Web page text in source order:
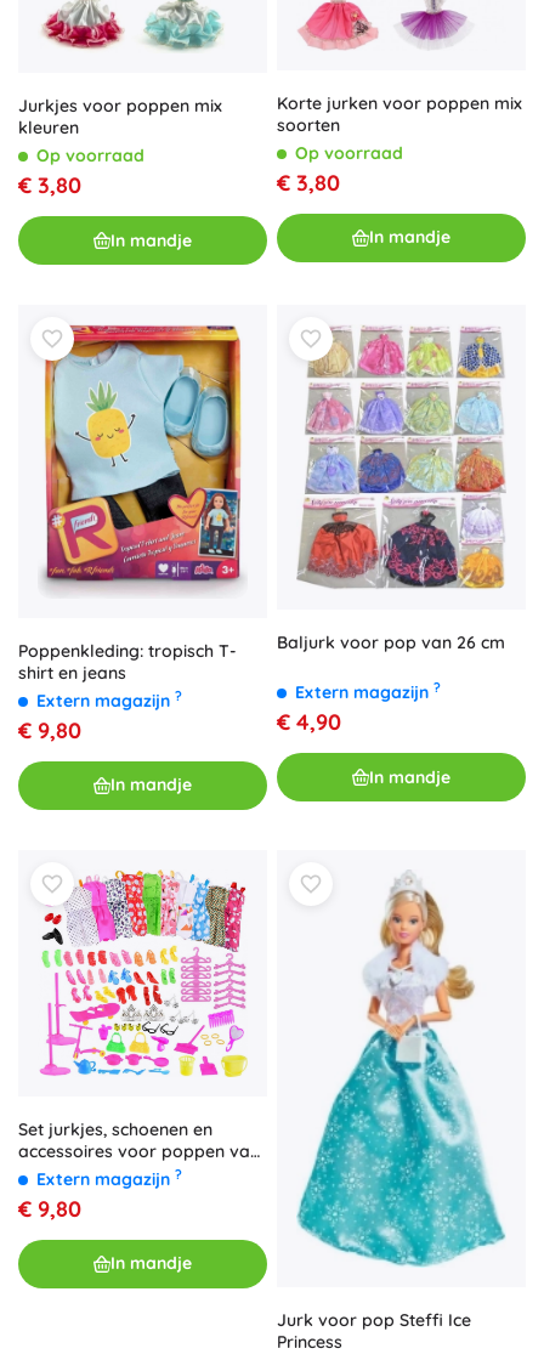
Jurkjes voor poppen mix
kleuren
Op voorraad
€ 3,80
In mandje
Korte jurken voor poppen mix
soorten
Op voorraad
€ 3,80
In mandje
Poppenkleding: tropisch T-
shirt en jeans
Extern magazijn ?
€ 9,80
In mandje
Baljurk voor pop van 26 cm
Extern magazijn ?
€ 4,90
In mandje
Set jurkjes, schoenen en
accessoires voor poppen van
30 cm
Extern magazijn ?
€ 9,80
In mandje
Jurk voor pop Steffi Ice
Princess